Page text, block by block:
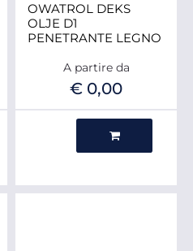
OWATROL DEKS
OLJE D1
PENETRANTE LEGNO
A partire da
€ 0,00